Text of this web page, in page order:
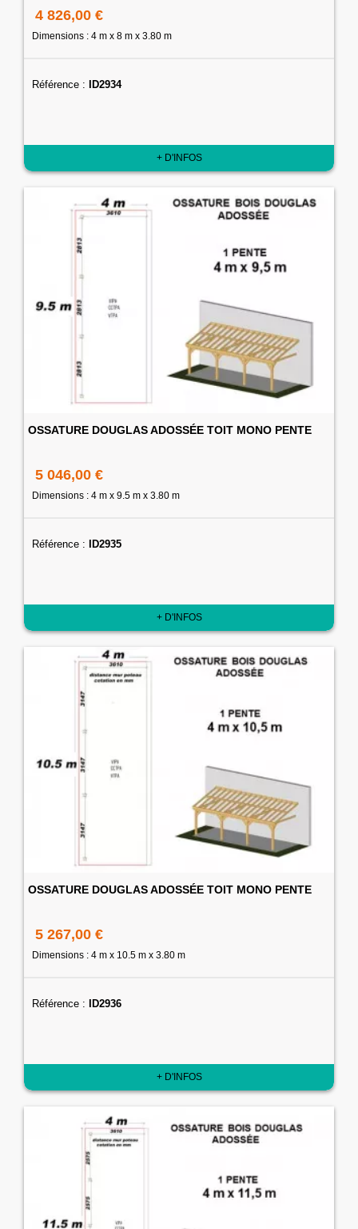
4 826,00 €
Dimensions : 4 m x 8 m x 3.80 m
Référence : ID2934
+ D'INFOS
OSSATURE DOUGLAS ADOSSÉE TOIT MONO PENTE
5 046,00 €
Dimensions : 4 m x 9.5 m x 3.80 m
Référence : ID2935
+ D'INFOS
OSSATURE DOUGLAS ADOSSÉE TOIT MONO PENTE
5 267,00 €
Dimensions : 4 m x 10.5 m x 3.80 m
Référence : ID2936
+ D'INFOS